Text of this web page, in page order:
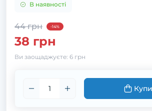
В наявності
44 грн -14%
38 грн
Ви заощаджуєте: 6 грн